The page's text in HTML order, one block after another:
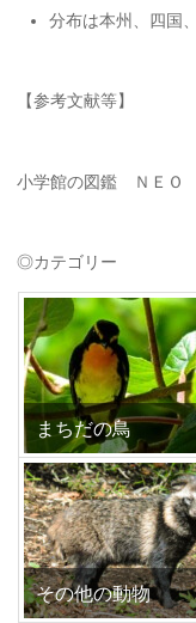
分布は本州、四国
【参考文献等】
小学館の図鑑 ＮＥＯ
◎カテゴリー
まちだの鳥
その他の動物